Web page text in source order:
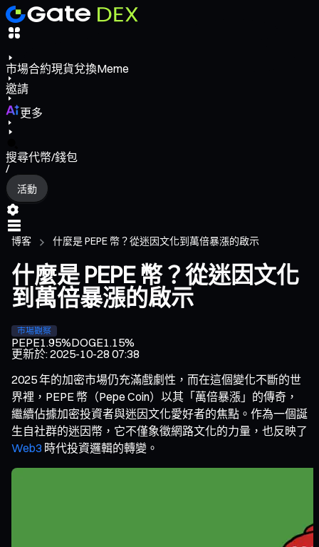
市場合約現貨兌換Meme
邀請
更多
搜尋代幣/錢包
/
活動
博客 什麼是 PEPE 幣？從迷因文化到萬倍暴漲的啟示
什麼是 PEPE 幣？從迷因文化
到萬倍暴漲的啟示
市場觀察
PEPE1.95%DOGE1.15%
更新於:2025-10-28 07:38
2025 年的加密市場仍充滿戲劇性，而在這個變化不斷的世
界裡，PEPE 幣（Pepe Coin）以其「萬倍暴漲」的傳奇，
繼續佔據加密投資者與迷因文化愛好者的焦點。作為一個誕
生自社群的迷因幣，它不僅象徵網路文化的力量，也反映了
Web3 時代投資邏輯的轉變。